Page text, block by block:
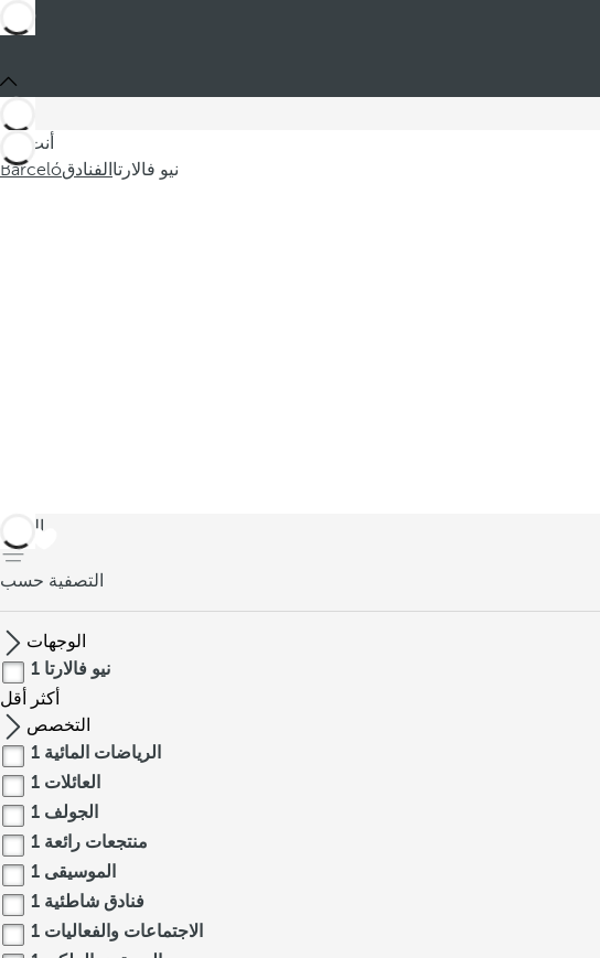
أنت في
Barcelóالفنادق نيو فالارتا
العودة
التصفية حسب
الوجهات
نيو فالارتا 1
أكثر
أقل
التخصص
الرياضات المائية 1
العائلات 1
الجولف 1
منتجعات رائعة 1
الموسيقى 1
فنادق شاطئية 1
الاجتماعات والفعاليات 1